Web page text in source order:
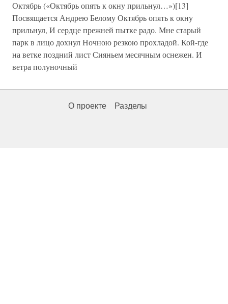
Октябрь («Октябрь опять к окну прильнул…»)[13]
Посвящается Андрею Белому Октябрь опять к окну
прильнул, И сердце прежней пытке радо. Мне старый
парк в лицо дохнул Ночною резкою прохладой. Кой-где
на ветке поздний лист Сияньем месячным оснежен. И
ветра полуночный
О проекте Разделы